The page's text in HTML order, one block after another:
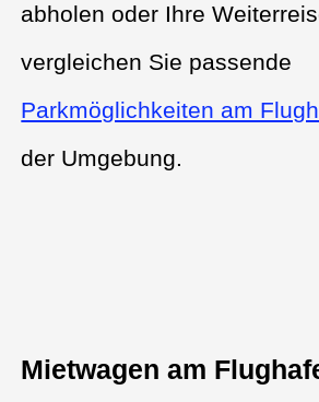
abholen oder Ihre
vergleichen Sie passende
Parkmöglichkeiten am
der Umgebung.
Mietwagen am